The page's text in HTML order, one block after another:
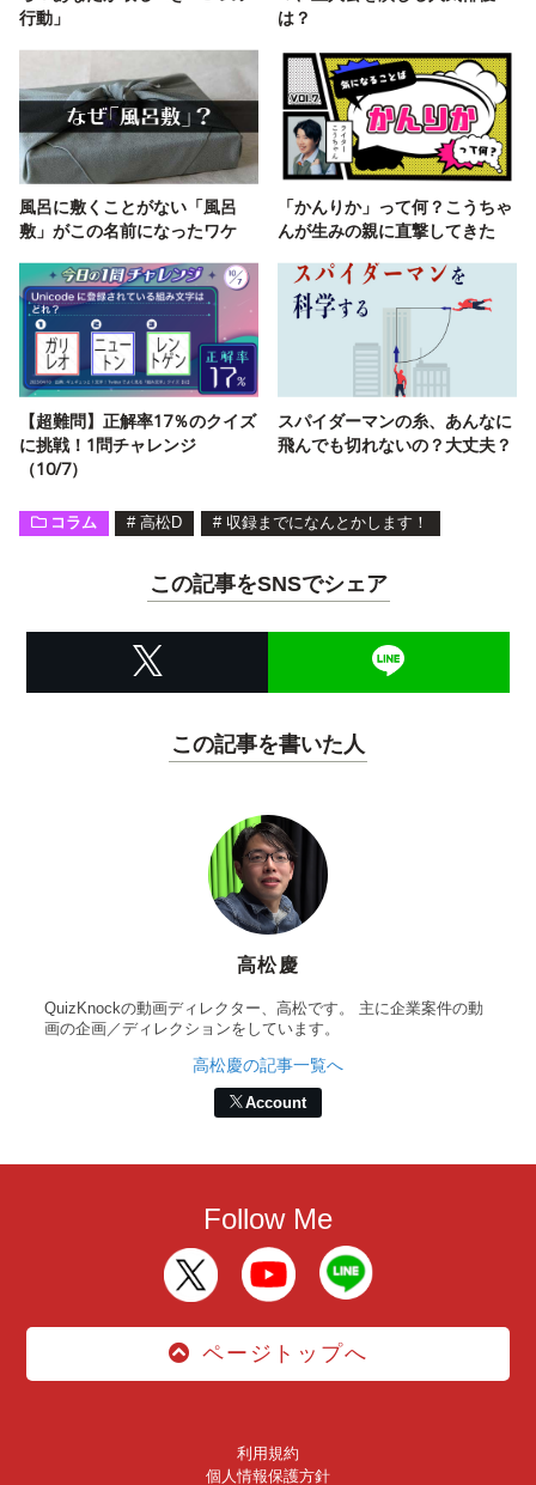
行動」
は？
風呂に敷くことがない「風呂
敷」がこの名前になったワケ
「かんりか」って何？こうちゃ
んが生みの親に直撃してきた
【超難問】正解率17％のクイズ
に挑戦！1問チャレンジ
（10/7）
スパイダーマンの糸、あんなに
飛んでも切れないの？大丈夫？
コラム # 高松D # 収録までになんとかします！
この記事をSNSでシェア
この記事を書いた人
高松慶
QuizKnockの動画ディレクター、高松です。 主に企業案件の動
画の企画／ディレクションをしています。
高松慶の記事一覧へ
Account
Follow Me
ページトップへ
利用規約
個人情報保護方針